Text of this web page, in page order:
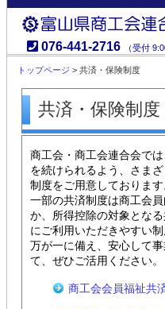
富山県商工会連合会
076-441-2716 （受付
トップページ > 共済・保険制度
共済・保険制度
商工会・商工会連合会で
を続けられるよう、さま
制度をご用意しております
一部の共済制度は商工会
か、所得控除の対象とな
にご利用いただきやすい制
万が一に備え、安心して
て、ぜひご活用ください。
商工会会員福祉共